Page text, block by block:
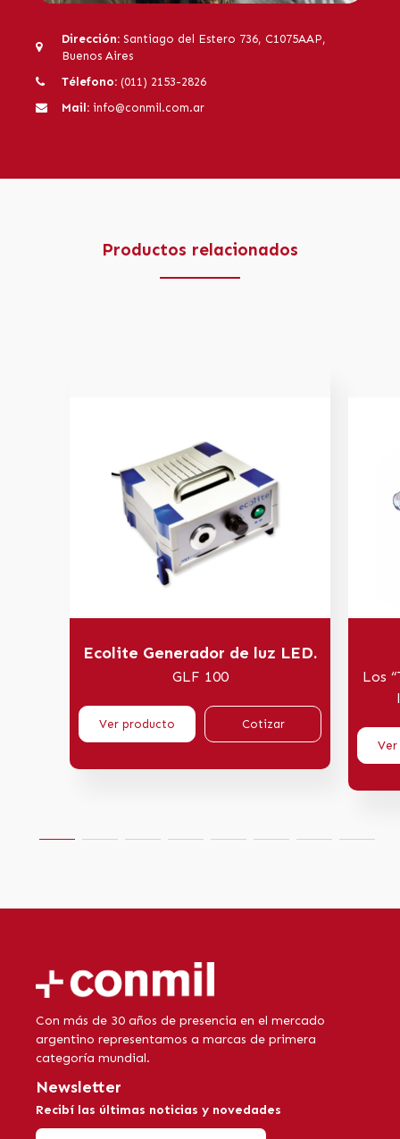
Dirección:Santiago del Estero 736, C1075AAP,
Buenos Aires
Télefono:(011) 2153-2826
Mail:info@conmil.com.ar
Productos relacionados
Ecolite Generador de luz LED.
GLF 100
Ver producto Cotizar
Los
Con más de 30 años de presencia en el mercado
argentino representamos a marcas de primera
categoría mundial.
Newsletter
Recibí las últimas noticias y novedades